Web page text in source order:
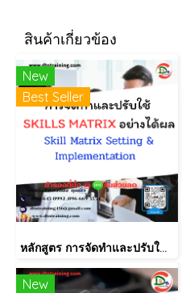
สินค้าเกี่ยวข้อง
New
Best Seller
หลักสูตร การจัดทำและปรับใช้ SKILLS MATRIX อย่างได้ผล Skill Matrix Setting & Implementation
New